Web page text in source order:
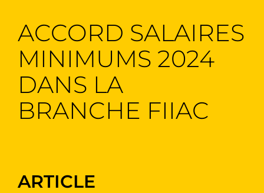
ACCORD SALAIRES
MINIMUMS 2024
DANS LA
BRANCHE FIIAC
ARTICLE